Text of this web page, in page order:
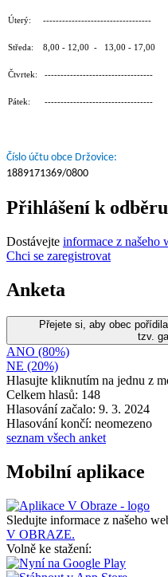
Úterý: ----------------------------------
Středa: 8,00 - 12,00 - 13,00 - 17,00
Čtvrtek: ----------------------------------
Pátek: ----------------------------------
Číslo účtu obce Držovice:
1889171369/0800
Přihlášení k
Dostávejte informace z našeho
Chci se zaregistrovat
Anketa
Přejete si, aby obec
tzv.
ANO (80%)
NE (20%)
Hlasujte kliknutím na jednu z
Celkem hlasů: 148
Hlasování začalo: 9. 3. 2024
Hlasování končí: neomezeno
seznam všech anket
Mobilní aplikace
Sledujte informace z našeho
V OBRAZE.
Volně ke stažení: